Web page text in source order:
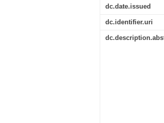
dc.date.issued
dc.identifier.uri